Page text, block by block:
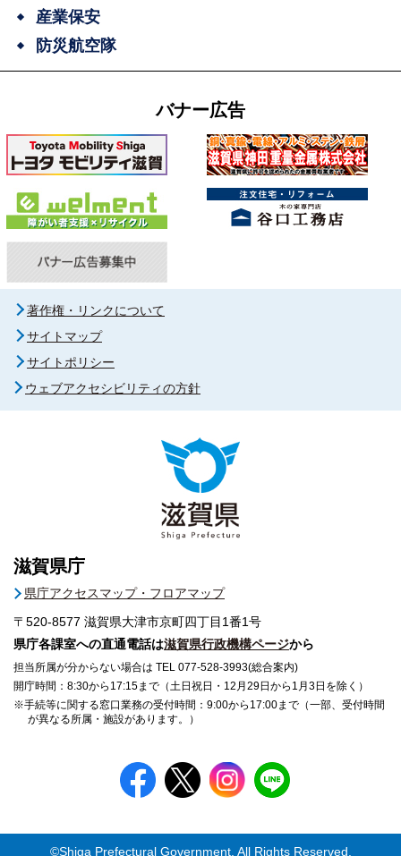
産業保安
防災航空隊
バナー広告
著作権・リンクについて
サイトマップ
サイトポリシー
ウェブアクセシビリティの方針
滋賀県庁
県庁アクセスマップ・フロアマップ
〒520-8577 滋賀県大津市京町四丁目1番1号
県庁各課室への直通電話は滋賀県行政機構ページから
担当所属が分からない場合は TEL 077-528-3993(総合案内)
開庁時間：8:30から17:15まで（土日祝日・12月29日から1月3日を除く）
※手続等に関する窓口業務の受付時間：9:00から17:00まで（一部、受付時間
が異なる所属・施設があります。）
©Shiga Prefectural Government. All Rights Reserved.